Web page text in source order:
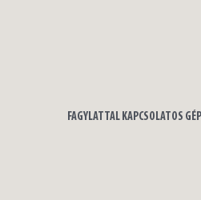
FAGYLATTAL KAPCSOLATOS GÉP